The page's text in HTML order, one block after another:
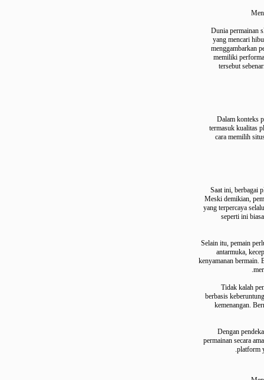
Dunia
yang
memiliki
tersebut
Dalam
termasuk
cara
Saat ini,
Meski demikian,
yang terpercaya
seperti ini
Selain itu,
antarmuka,
kenyamanan
Tidak
berbasis
Dengan
permainan